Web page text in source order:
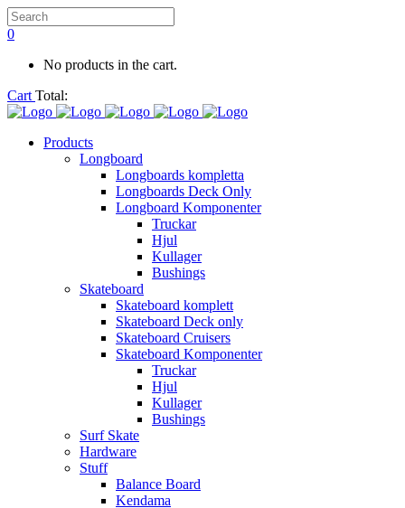
0
No products in the cart.
Cart Total:
Products
Longboard
Longboards kompletta
Longboards Deck Only
Longboard Komponenter
Truckar
Hjul
Kullager
Bushings
Skateboard
Skateboard komplett
Skateboard Deck only
Skateboard Cruisers
Skateboard Komponenter
Truckar
Hjul
Kullager
Bushings
Surf Skate
Hardware
Stuff
Balance Board
Kendama